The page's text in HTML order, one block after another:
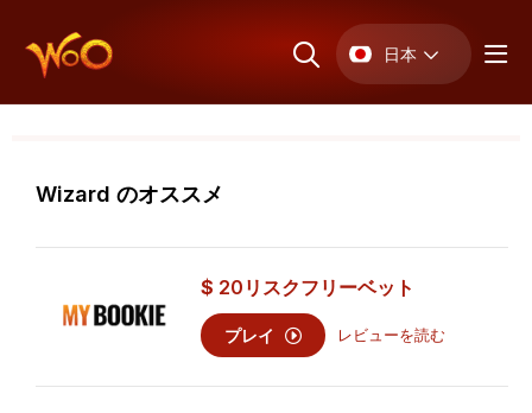
日本
Wizard のオススメ
$ 20 リスクフリーベット
プレイ レビューを読む